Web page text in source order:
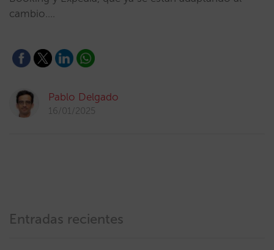
cambio.…
Pablo Delgado
16/01/2025
Entradas recientes